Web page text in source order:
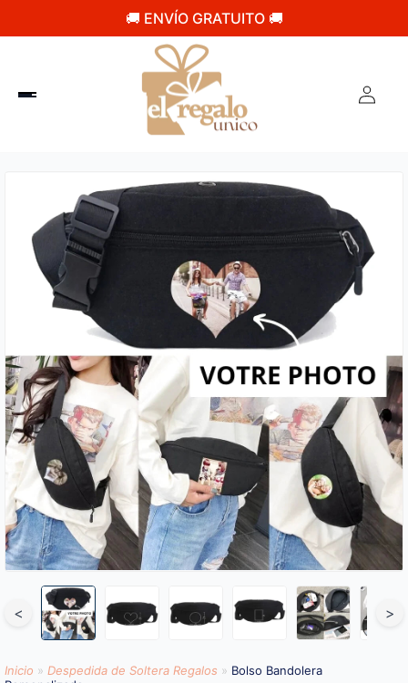
🚚 ENVÍO GRATUITO 🚚
< >
Inicio » Despedida de Soltera Regalos » Bolso Bandolera